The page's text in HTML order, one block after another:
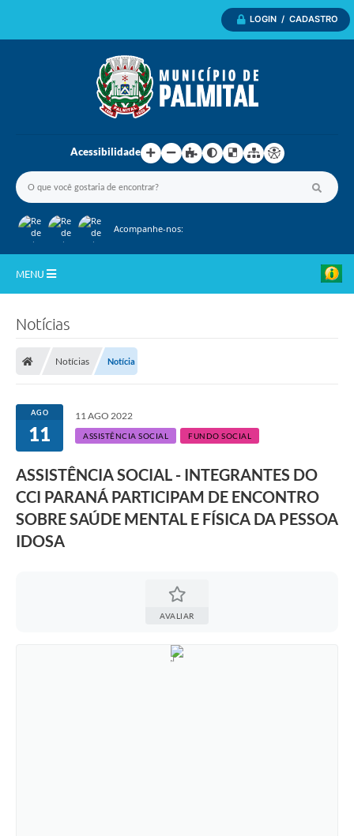
LOGIN / CADASTRO
Acessibilidade
Acompanhe-nos:
MENU
Departamentos
Câmara Municipal
Notícias
Notícias Notícia
AGO
11
11 AGO 2022
ASSISTÊNCIA SOCIAL FUNDO SOCIAL
ASSISTÊNCIA SOCIAL - INTEGRANTES DO
CCI PARANÁ PARTICIPAM DE ENCONTRO
SOBRE SAÚDE MENTAL E FÍSICA DA PESSOA
IDOSA
AVALIAR